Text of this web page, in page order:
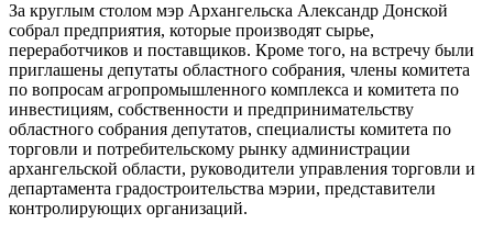
За круглым столом мэр Архангельска Александр Донской
собрал предприятия, которые производят сырье,
переработчиков и поставщиков. Кроме того, на встречу были
приглашены депутаты областного собрания, члены комитета
по вопросам агропромышленного комплекса и комитета по
инвестициям, собственности и предпринимательству
областного собрания депутатов, специалисты комитета по
торговли и потребительскому рынку администрации
архангельской области, руководители управления торговли и
департамента градостроительства мэрии, представители
контролирующих организаций.